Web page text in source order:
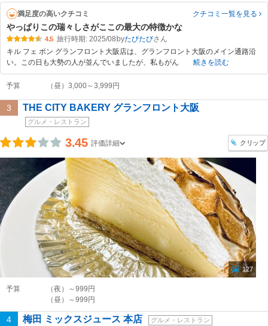
満足度の高いクチコミ クチコミ一覧を見る
やっぱりこの瑞々しさがここの最大の特徴かな
4.5 旅行時期: 2025/08 byたびたび
キル フェ ボン グランフロント大阪店は、グランフロント大阪のメイン通路沿
い。この日も大勢の人が並んでいましたが、私もがん
続きを読む
予算 （昼）3,000～3,999円
3 THE CITY BAKERY グランフロント大阪
グルメ・レストラン
3.45 評価詳細 クリップ
127
予算
（夜）～999円
（昼）～999円
4 梅田 ミックスジュース 本店 グルメ・レストラン